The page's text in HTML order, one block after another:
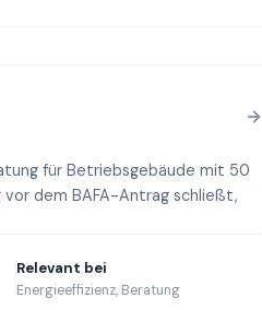
→
für Betriebsgebäude mit 50
dem BAFA-Antrag schließt,
Relevant bei
Energieeffizienz, Beratung